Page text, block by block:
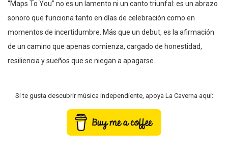
“Maps To You” no es un lamento ni un canto triunfal: es un abrazo
sonoro que funciona tanto en días de celebración como en
momentos de incertidumbre. Más que un debut, es la afirmación
de un camino que apenas comienza, cargado de honestidad,
resiliencia y sueños que se niegan a apagarse.
Si te gusta descubrir música independiente, apoya La Caverna aquí: